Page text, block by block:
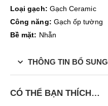
Loại gạch: Gạch Ceramic
Công năng: Gạch ốp tường
Bề mặt: Nhẵn
THÔNG TIN BỔ SUNG
CÓ THỂ BẠN THÍCH…